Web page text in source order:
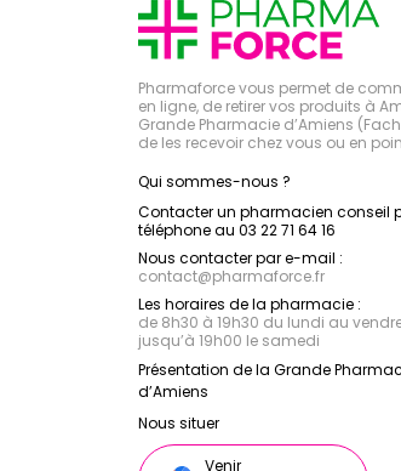
Pharmaforce vous permet de
en ligne, de retirer vos produits à
Grande Pharmacie d’Amiens
de les recevoir chez vous ou en
Qui sommes-nous ?
Contacter un pharmacien conseil
téléphone au 03 22 71 64 16
Nous contacter par e-mail :
contact@pharmaforce.fr
Les horaires de la pharmacie :
de 8h30 à 19h30 du lundi au
jusqu’à 19h00 le samedi
Présentation de la Grande
d’Amiens
Nous situer
Venir